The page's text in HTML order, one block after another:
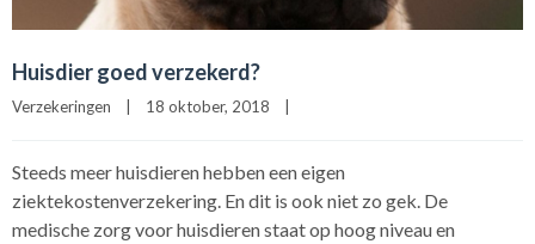
Huisdier goed verzekerd?
Verzekeringen | 18 oktober, 2018 |
Steeds meer huisdieren hebben een eigen
ziektekostenverzekering. En dit is ook niet zo gek. De
medische zorg voor huisdieren staat op hoog niveau en